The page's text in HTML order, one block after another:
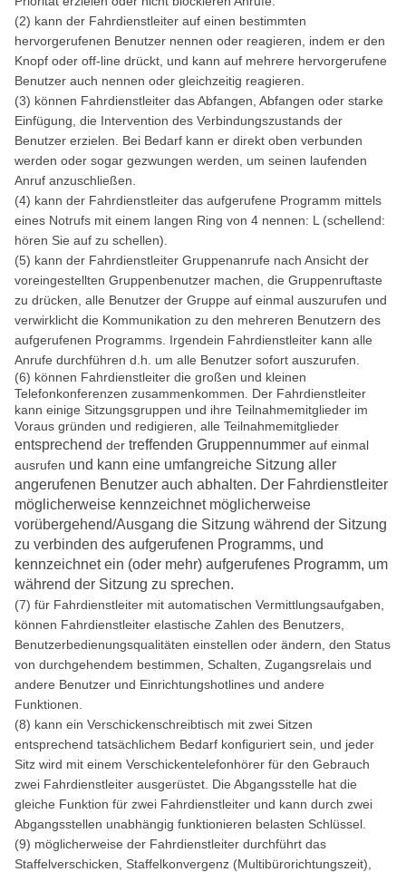
(2) kann der Fahrdienstleiter auf einen bestimmten
hervorgerufenen Benutzer nennen oder reagieren, indem er den
Knopf oder off-line drückt, und kann auf mehrere hervorgerufene
Benutzer auch nennen oder gleichzeitig reagieren.
(3) können Fahrdienstleiter das Abfangen, Abfangen oder starke
Einfügung, die Intervention des Verbindungszustands der
Benutzer erzielen. Bei Bedarf kann er direkt oben verbunden
werden oder sogar gezwungen werden, um seinen laufenden
Anruf anzuschließen.
(4) kann der Fahrdienstleiter das aufgerufene Programm mittels
eines Notrufs mit einem langen Ring von 4 nennen: L (schellend:
hören Sie auf zu schellen).
(5) kann der Fahrdienstleiter Gruppenanrufe nach Ansicht der
voreingestellten Gruppenbenutzer machen, die Gruppenruftaste
zu drücken, alle Benutzer der Gruppe auf einmal auszurufen und
verwirklicht die Kommunikation zu den mehreren Benutzern des
aufgerufenen Programms. Irgendein Fahrdienstleiter kann alle
Anrufe durchführen d.h. um alle Benutzer sofort auszurufen.
(6) können Fahrdienstleiter die großen und kleinen
Telefonkonferenzen zusammenkommen. Der Fahrdienstleiter
kann einige Sitzungsgruppen und ihre Teilnahmemitglieder im
Voraus gründen und redigieren, alle Teilnahmemitglieder
entsprechend der treffenden Gruppennummer auf einmal
ausrufen und kann eine umfangreiche Sitzung aller
angerufenen Benutzer auch abhalten. Der Fahrdienstleiter
möglicherweise kennzeichnet möglicherweise
vorübergehend/Ausgang die Sitzung während der Sitzung
zu verbinden des aufgerufenen Programms, und
kennzeichnet ein (oder mehr) aufgerufenes Programm, um
während der Sitzung zu sprechen.
(7) für Fahrdienstleiter mit automatischen Vermittlungsaufgaben,
können Fahrdienstleiter elastische Zahlen des Benutzers,
Benutzerbedienungsqualitäten einstellen oder ändern, den Status
von durchgehendem bestimmen, Schalten, Zugangsrelais und
andere Benutzer und Einrichtungshotlines und andere
Funktionen.
(8) kann ein Verschickenschreibtisch mit zwei Sitzen
entsprechend tatsächlichem Bedarf konfiguriert sein, und jeder
Sitz wird mit einem Verschickentelefonhörer für den Gebrauch
zwei Fahrdienstleiter ausgerüstet. Die Abgangsstelle hat die
gleiche Funktion für zwei Fahrdienstleiter und kann durch zwei
Abgangsstellen unabhängig funktionieren belasten Schlüssel.
(9) möglicherweise der Fahrdienstleiter durchführt das
Staffelverschicken, Staffelkonvergenz (Multibürorichtungszeit),